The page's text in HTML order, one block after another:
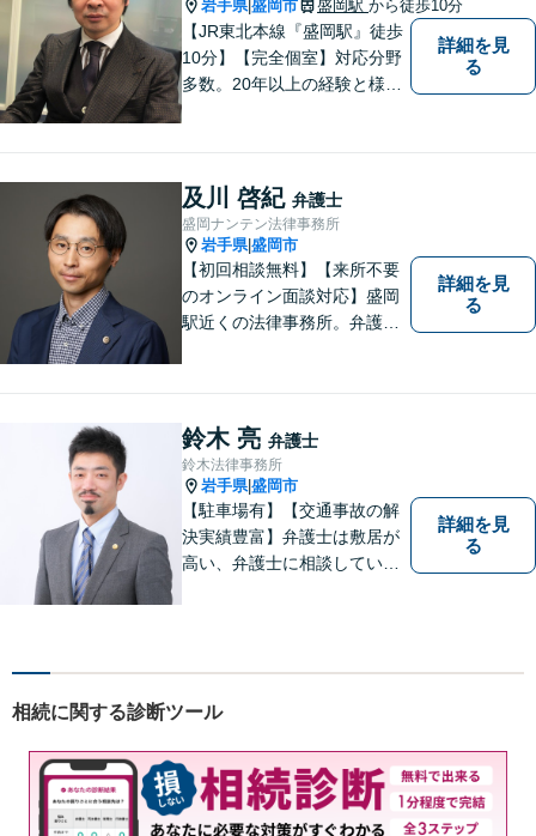
岩手県|盛岡市 盛岡駅 から徒歩10分
【JR東北本線『盛岡駅』徒歩
10分】【完全個室】対応分野
多数。20年以上の経験と様々
決を目指します。 お気軽にご
お相談ください。
詳細を見
る
及川 啓紀 弁護士
盛岡ナンテン法律事務所
岩手県|盛岡市
【初回相談無料】【来所不要
のオンライン面談対応】盛岡
駅近くの法律事務所。弁護士
対応が可能です。可能な限り
専門用語は避け、依頼者様が
理解しやすい対応を心がけて
います。【土日祝・時間外対
応可】
詳細を見
る
鈴木 亮 弁護士
鈴木法律事務所
岩手県|盛岡市
【駐車場有】【交通事故の解
決実績豊富】弁護士は敷居が
高い、弁護士に相談していい
を目指しています。どんなこ
い。
詳細を見
る
相続に関する診断ツール